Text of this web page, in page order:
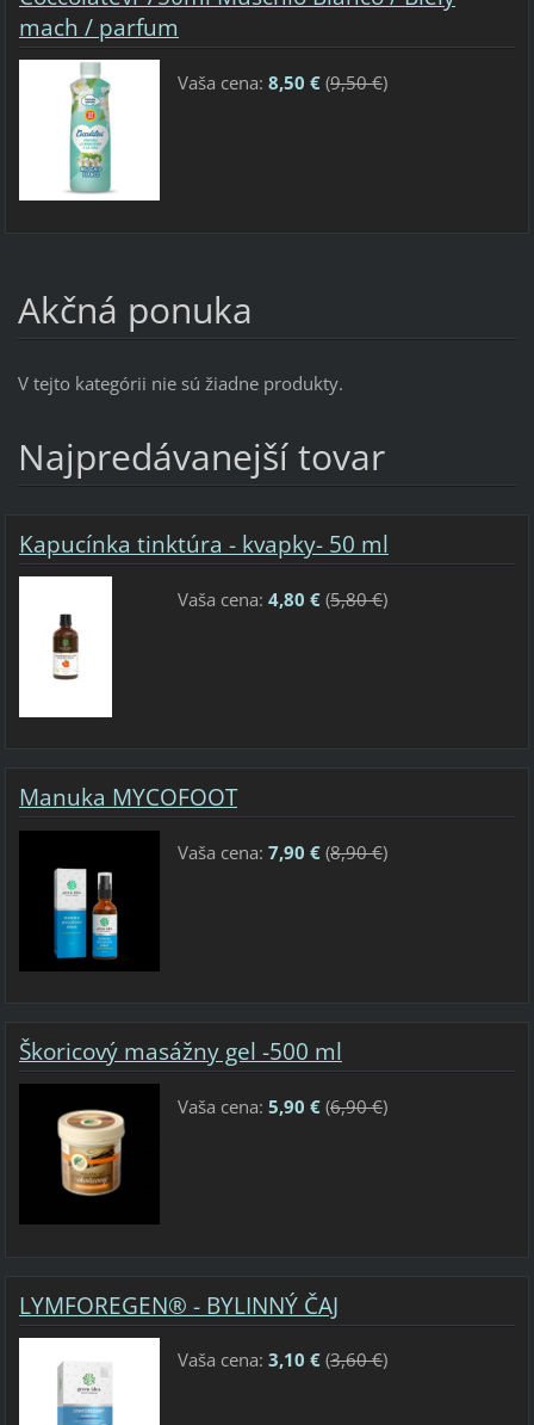
mach / parfum
Vaša cena: 8,50 €(9,50 €)
Akčná ponuka
V tejto kategórii nie sú žiadne produkty.
Najpredávanejší tovar
Kapucínka tinktúra - kvapky- 50 ml
Vaša cena: 4,80 €(5,80 €)
Manuka MYCOFOOT
Vaša cena: 7,90 €(8,90 €)
Škoricový masážny gel -500 ml
Vaša cena: 5,90 €(6,90 €)
LYMFOREGEN® - BYLINNÝ ČAJ
Vaša cena: 3,10 €(3,60 €)